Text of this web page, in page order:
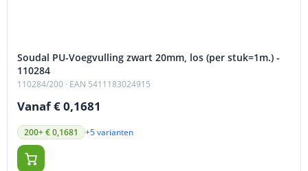
Soudal PU-Voegvulling zwart 20mm, los (per stuk=1m.) -
110284
110284/200 · EAN 5411183024915
Vanaf € 0,1681
200+ € 0,1681 +5 varianten